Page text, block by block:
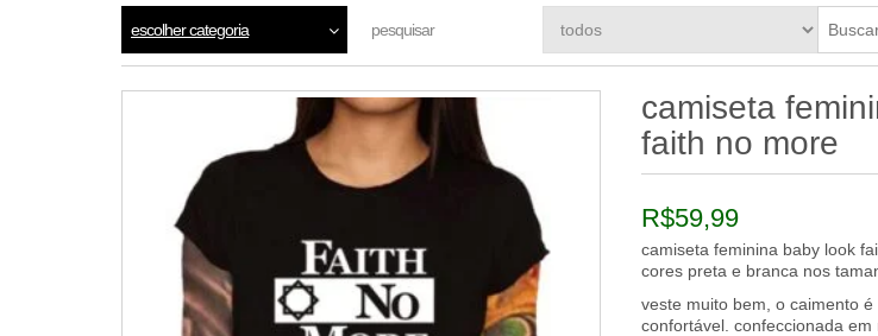
escolher categoria pesquisar
camiseta
faith no more
R$59,99
camiseta feminina baby look
cores preta e branca nos
veste muito bem, o caimento
confortável. confeccionada em